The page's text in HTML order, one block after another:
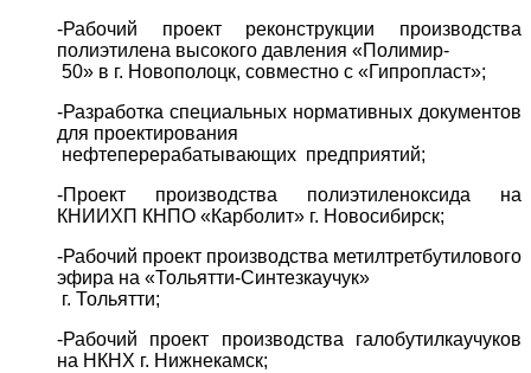
-Рабочий проект реконструкции производства
полиэтилена высокого давления «Полимир-
50» в г. Новополоцк, совместно с «Гипропласт»;
-Разработка специальных нормативных документов
для проектирования
нефтеперерабатывающих предприятий;
-Проект производства полиэтиленоксида на
КНИИХП КНПО «Карболит» г. Новосибирск;
-Рабочий проект производства метилтретбутилового
эфира на «Тольятти-Синтезкаучук»
г. Тольятти;
-Рабочий проект производства галобутилкаучуков
на НКНХ г. Нижнекамск;